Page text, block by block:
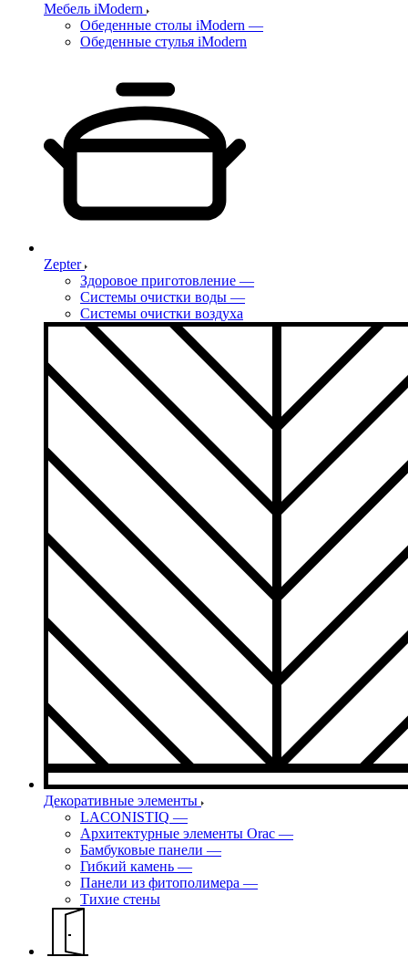
Мебель iModern
Обеденные столы iModern —
Обеденные стулья iModern
Zepter
Здоровое приготовление —
Системы очистки воды —
Системы очистки воздуха
Декоративные элементы
LACONISTIQ —
Архитектурные элементы Orac —
Бамбуковые панели —
Гибкий камень —
Панели из фитополимера —
Тихие стены